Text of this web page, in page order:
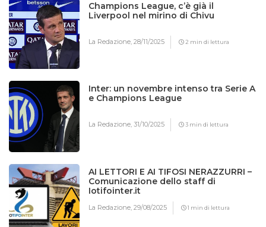
Champions League, c’è già il
Liverpool nel mirino di Chivu
La Redazione,28/11/2025 2 min di lettura
Inter: un novembre intenso tra Serie A
e Champions League
La Redazione,31/10/2025 3 min di lettura
AI LETTORI E AI TIFOSI NERAZZURRI –
Comunicazione dello staff di
Iotifointer.it
La Redazione,29/08/2025 1 min di lettura